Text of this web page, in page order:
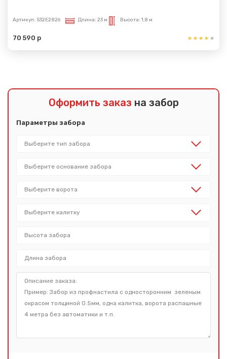
Артикул: S32E2826 Длина: 23 м Высота: 1,8 м
70 590 р
Оформить заказ на забор
Параметры забора